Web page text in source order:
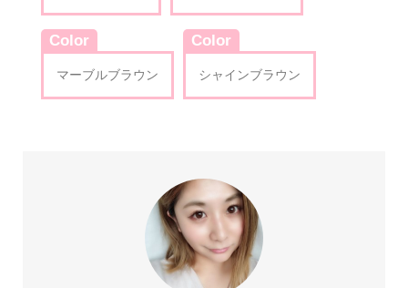
Color
マーブルブラウン
Color
シャインブラウン